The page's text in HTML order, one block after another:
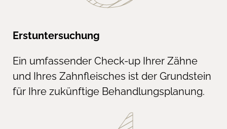
Erstuntersuchung
Ein umfassender Check-up Ihrer Zähne
und Ihres Zahnfleisches ist der Grundstein
für Ihre zukünftige Behandlungsplanung.